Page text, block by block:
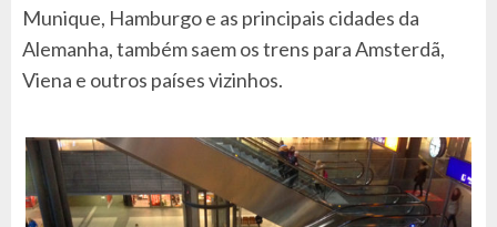
Munique, Hamburgo e as principais cidades da
Alemanha, também saem os trens para Amsterdã,
Viena e outros países vizinhos.